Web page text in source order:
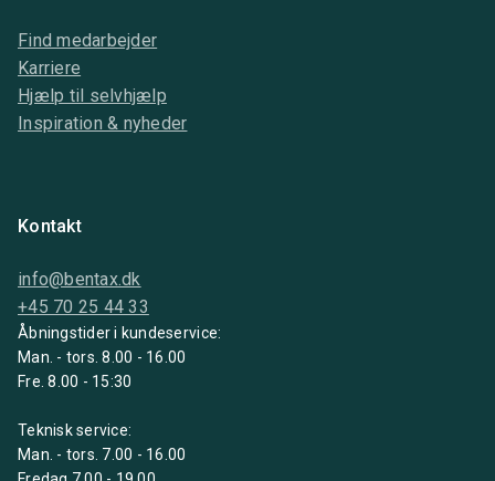
Find medarbejder
Karriere
Hjælp til selvhjælp
Inspiration & nyheder
Kontakt
info@bentax.dk
+45 70 25 44 33
Åbningstider i kundeservice:
Man. - tors. 8.00 - 16.00
Fre. 8.00 - 15:30
Teknisk service:
Man. - tors. 7.00 - 16.00